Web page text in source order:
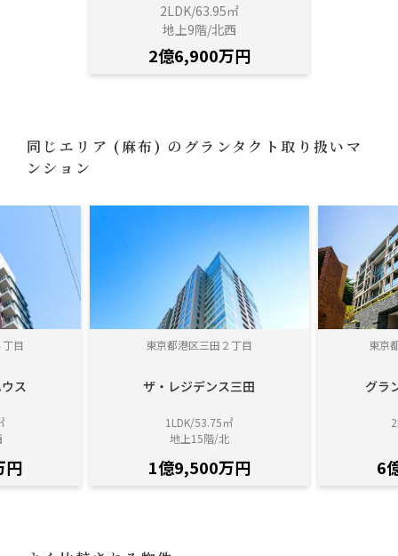
2LDK/63.95㎡
地上9階/北西
2億6,900万円
同じエリア (麻布) のグランタクト取り扱いマ
ンション
目
ス
円
東京都港区三田２丁目
ザ・レジデンス三田
1LDK/53.75㎡
地上15階/北
1億9,500万円
東京
グラ
6